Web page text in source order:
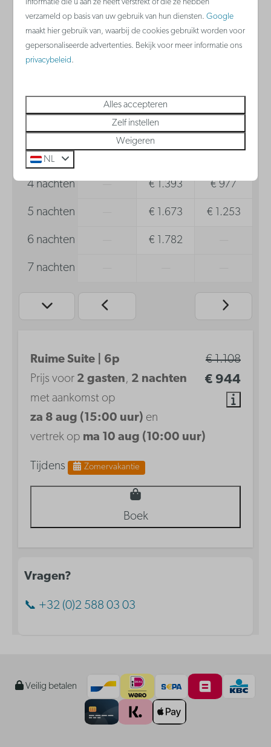
Waterkoker
Keramische kookplaat
Vaatwasser
Haardroger
za 08-08-2026 ma 10-08-2026
1 nacht — € 788 € 261
2 nachten — € 944 € 502
3 nachten
4 nachten — € 1.393 € 977
5 nachten € 1.673 € 1.253
6 nachten € 1.782
7 nachten
€ 1.108
€ 944
Ruime Suite | 6p
Prijs voor 2 gasten, 2 nachten
met aankomst op
za 8 aug (15:00 uur) en
vertrek op ma 10 aug (10:00 uur)
Tijdens Zomervakantie
Boek
Vragen?
📞 +32 (0)2 588 03 03
Veilig betalen
informatie die u aan ze heeft verstrekt of die ze hebben
verzameld op basis van uw gebruik van hun diensten.Google
maakt hier gebruik van, waarbij de cookies gebruikt worden voor
gepersonaliseerde advertenties. Bekijk voor meer informatie ons
privacybeleid.
Alles accepteren
Zelf instellen
Weigeren
NL